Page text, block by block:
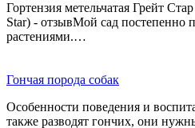
Гортензия метельчатая Грейт
Star) - отзывМой сад постепенно
растениями.…
Гончая порода собак
Особенности поведения и
также разводят гончих, они